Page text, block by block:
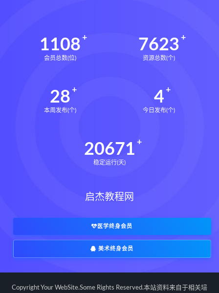
1108
会员总数(位)
7623
资源总数(个)
28
本周发布(个)
4
今日发布(个)
20671
稳定运行(天)
启杰教程网
医学终身会员
美术终身会员
Copyright Your WebSite.Some Rights Reserved.本站资料来自于相关培